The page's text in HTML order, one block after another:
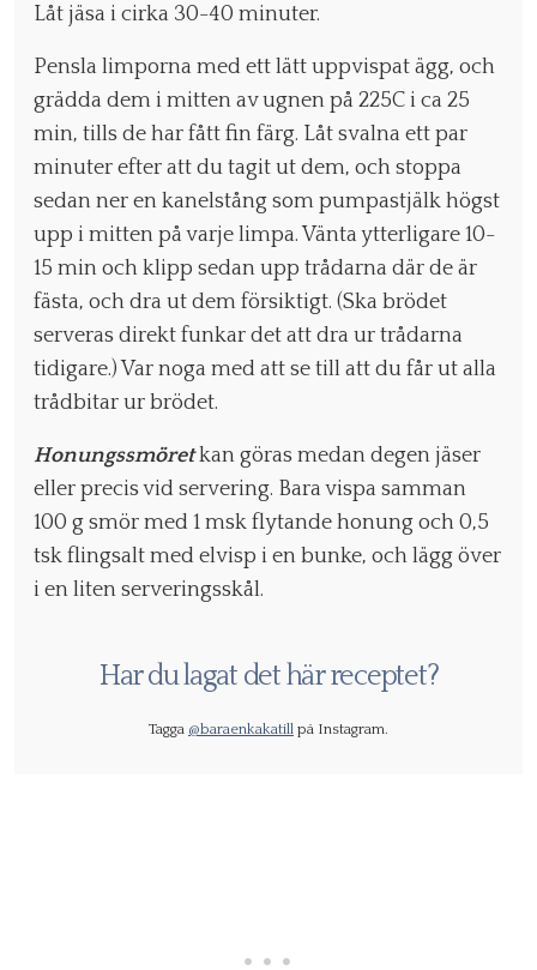
Låt jäsa i cirka 30-40 minuter.
Pensla limporna med ett lätt uppvispat ägg, och
grädda dem i mitten av ugnen på 225C i ca 25
min, tills de har fått fin färg. Låt svalna ett par
minuter efter att du tagit ut dem, och stoppa
sedan ner en kanelstång som pumpastjälk högst
upp i mitten på varje limpa. Vänta ytterligare 10-
15 min och klipp sedan upp trådarna där de är
fästa, och dra ut dem försiktigt. (Ska brödet
serveras direkt funkar det att dra ur trådarna
tidigare.) Var noga med att se till att du får ut alla
trådbitar ur brödet.
Honungssmöret kan göras medan degen jäser
eller precis vid servering. Bara vispa samman
100 g smör med 1 msk flytande honung och 0,5
tsk flingsalt med elvisp i en bunke, och lägg över
i en liten serveringsskål.
Har du lagat det här receptet?
Tagga @baraenkakatill på Instagram.